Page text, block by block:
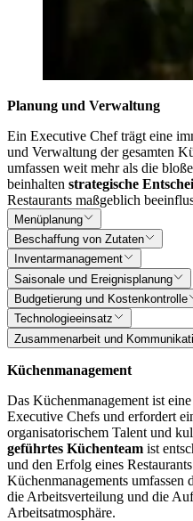
Planung und Verwaltung
Ein Executive Chef trägt eine
und Verwaltung der gesamten
umfassen weit mehr als die
beinhalten strategische
Restaurants maßgeblich
Menüplanung
Beschaffung von Zutaten
Inventarmanagement
Saisonale und Ereignisplanung
Budgetierung und Kostenkontrolle
Technologieeinsatz
Zusammenarbeit und
Küchenmanagement
Das Küchenmanagement ist
Executive Chefs und erfordert
organisatorischem Talent und
geführtes Küchenteam ist
und den Erfolg eines
Küchenmanagements
die Arbeitsverteilung und die
Arbeitsatmosphäre.